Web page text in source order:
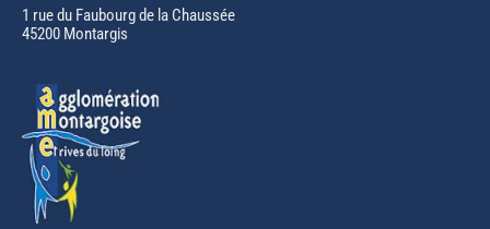
in
new
1 rue du Faubourg de la Chaussée
45200 Montargis